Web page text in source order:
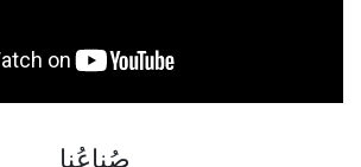
صُناعُنا